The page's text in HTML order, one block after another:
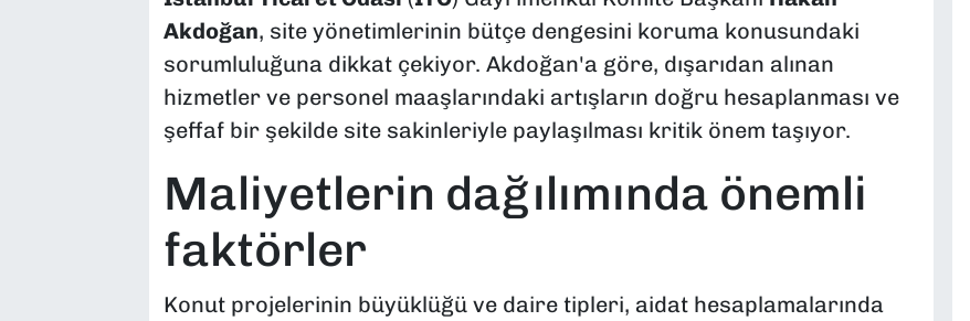
Akdoğan, site yönetimlerinin bütçe dengesini koruma konusundaki
sorumluluğuna dikkat çekiyor. Akdoğan'a göre, dışarıdan alınan
hizmetler ve personel maaşlarındaki artışların doğru hesaplanması ve
şeffaf bir şekilde site sakinleriyle paylaşılması kritik önem taşıyor.
Maliyetlerin dağılımında önemli
faktörler
Konut projelerinin büyüklüğü ve daire tipleri, aidat hesaplamalarında